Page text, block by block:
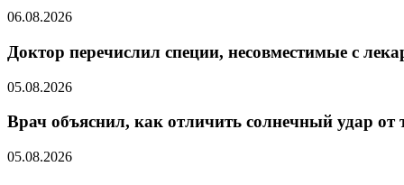
06.08.2026
Доктор перечислил специи, несовместимые с
05.08.2026
Врач объяснил, как отличить солнечный удар от
05.08.2026